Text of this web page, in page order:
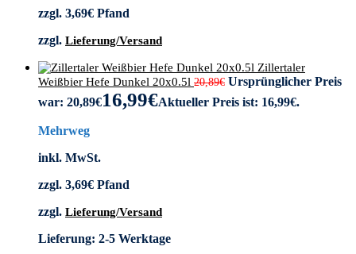
zzgl. 3,69€ Pfand
zzgl. Lieferung/Versand
Zillertaler
Weißbier Hefe Dunkel 20x0.5l 20,89€ Ursprünglicher Preis
war: 20,89€16,99€Aktueller Preis ist: 16,99€.
Mehrweg
inkl. MwSt.
zzgl. 3,69€ Pfand
zzgl. Lieferung/Versand
Lieferung: 2-5 Werktage